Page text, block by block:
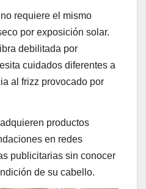
requiere el mismo
por exposición solar.
debilitada por
cuidados diferentes a
al frizz provocado por
productos
en redes
publicitarias sin conocer
de su cabello.